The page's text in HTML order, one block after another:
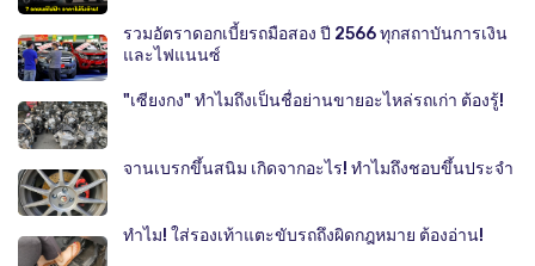
รวมอัตราดอกเบี้ยรถมือสอง ปี 2566 ทุกสถาบันการเงิน
และไฟแนนซ์
"เซียงกง" ทำไมถึงเป็นชื่อย่านขายอะไหล่รถเก่า ต้องรู้!
จานเบรกขึ้นสนิม เกิดจากอะไร! ทำไมถึงชอบขึ้นประจำ
ทำไม! ใส่รองเท้าแตะขับรถถึงผิดกฎหมาย ต้องอ่าน!